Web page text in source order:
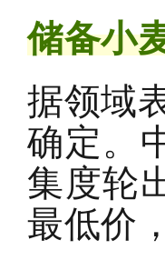
储备小
据领域
确定。
集度轮
最低价